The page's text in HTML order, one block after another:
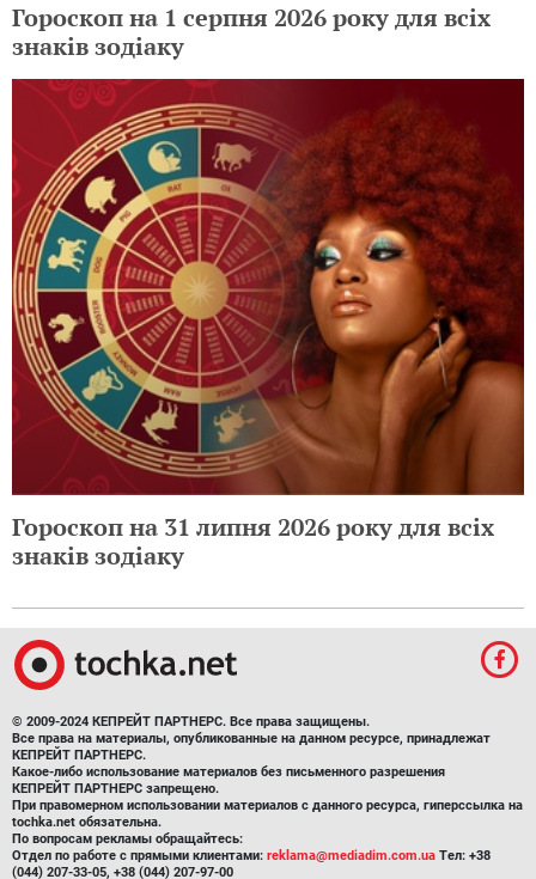
Гороскоп на 1 серпня 2026 року для всіх
знаків зодіаку
Гороскоп на 31 липня 2026 року для всіх
знаків зодіаку
© 2009-2024 КЕПРЕЙТ ПАРТНЕРС. Все права защищены.
Все права на материалы, опубликованные на данном ресурсе, принадлежат
КЕПРЕЙТ ПАРТНЕРС.
Какое-либо использование материалов без письменного разрешения
КЕПРЕЙТ ПАРТНЕРС запрещено.
При правомерном использовании материалов с данного ресурса, гиперссылка на
tochka.net обязательна.
По вопросам рекламы обращайтесь:
Отдел по работе с прямыми клиентами: reklama@mediadim.com.ua Тел: +38
(044) 207-33-05, +38 (044) 207-97-00